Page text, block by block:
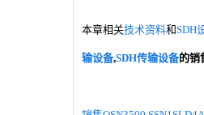
本章相关技术资料和SDH
输设备,SDH传输设备的销